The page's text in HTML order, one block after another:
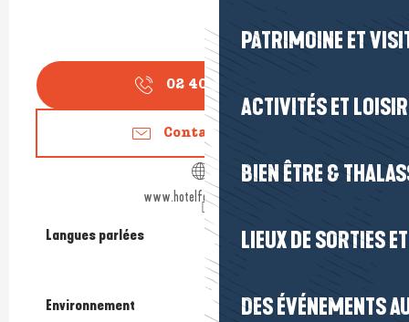
PATRIMOINE ET
ACTIVITÉS ET
BIEN ÊTRE &
LIEUX DE SORTIES
DES ÉVÉNEMENTS
02 40 15 77
Contactez-nous
www.hotelfortocean.com
Langues parlées
Langues parlées
Environnement
Environnement